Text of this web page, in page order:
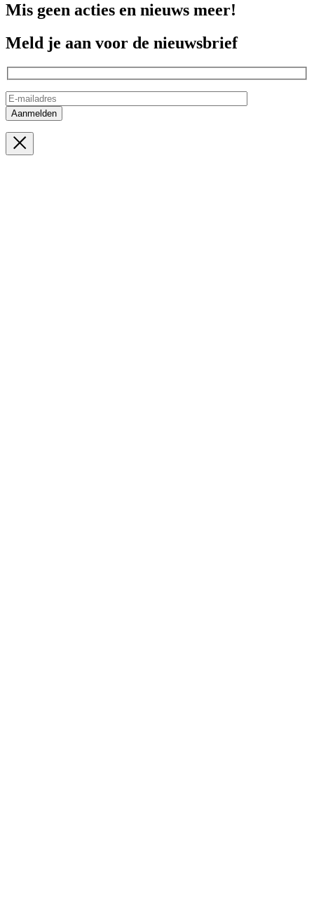
Mis geen acties en nieuws meer!
Meld je aan voor de nieuwsbrief